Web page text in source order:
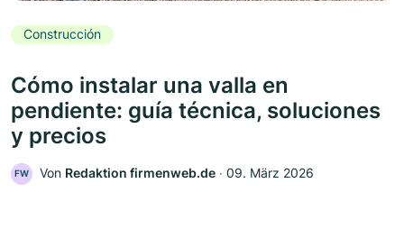
Construcción
Cómo instalar una valla en
pendiente: guía técnica, soluciones
y precios
FW Von Redaktion firmenweb.de ‧ 09. März 2026